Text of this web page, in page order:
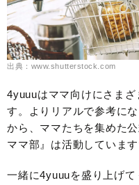
出典：www.shutterstock.com
4yuuuはママ向けにさま
す。よりリアルで参考に
から、ママたちを集めた
ママ部』は活動していま
一緒に4yuuuを盛り上げ